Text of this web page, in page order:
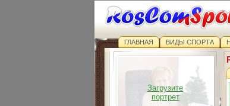
ГЛАВНАЯ ВИДЫ СПОРТА
Загрузите
портрет